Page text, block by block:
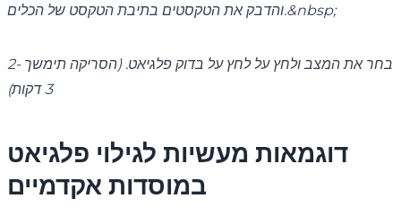
והדבק את הטקסטים בתיבת הטקסט של הכלים.&nbsp;
בחר את המצב ולחץ על לחץ על בדוק פלגיאט. (הסריקה תימשך 2-
3 דקות)
דוגמאות מעשיות לגילוי פלגיאט
במוסדות אקדמיים